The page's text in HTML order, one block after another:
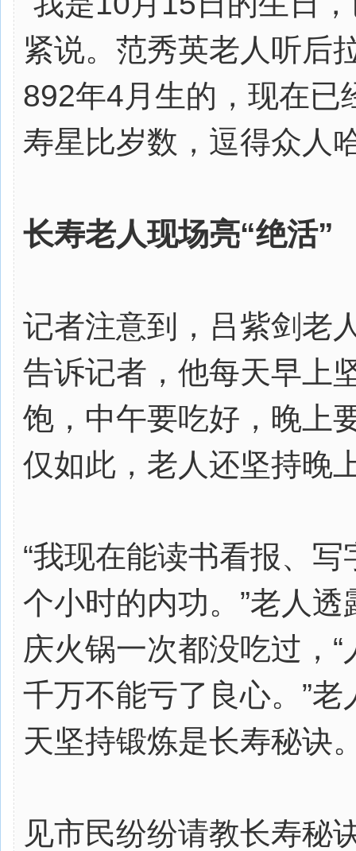
紧说。范秀英老人听后
892年4月生的，现在已
寿星比岁数，逗得众人
长寿老人现场亮“绝活”
记者注意到，吕紫剑老
告诉记者，他每天早上
饱，中午要吃好，晚上
仅如此，老人还坚持晚
“我现在能读书看报、
个小时的内功。”老人
庆火锅一次都没吃过，
千万不能亏了良心。”
天坚持锻炼是长寿秘诀
见市民纷纷请教长寿秘